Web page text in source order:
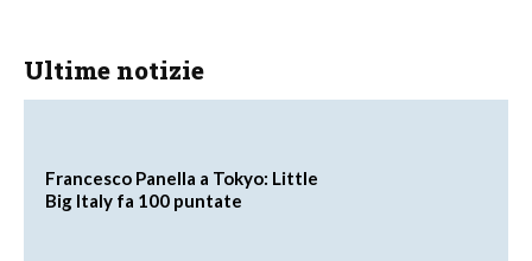
Ultime notizie
Francesco Panella a Tokyo: Little
Big Italy fa 100 puntate